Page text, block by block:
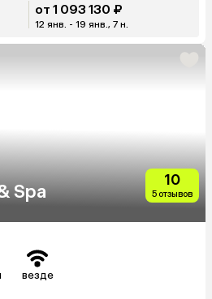
от 1 093 130 ₽
12 янв. - 19 янв., 7 н.
Spa
10
5 отзывов
везде